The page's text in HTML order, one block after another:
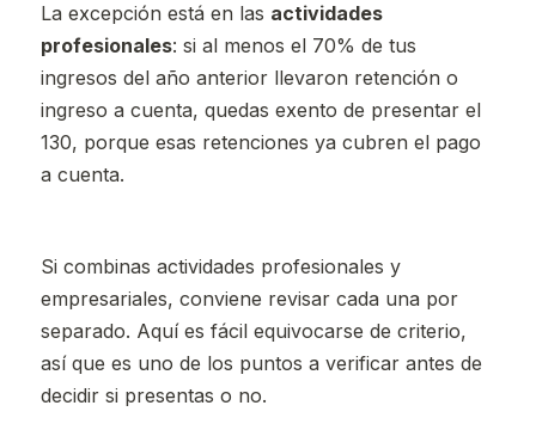
La excepción está en las actividades
profesionales: si al menos el 70% de tus
ingresos del año anterior llevaron retención o
ingreso a cuenta, quedas exento de presentar el
130, porque esas retenciones ya cubren el pago
a cuenta.
Si combinas actividades profesionales y
empresariales, conviene revisar cada una por
separado. Aquí es fácil equivocarse de criterio,
así que es uno de los puntos a verificar antes de
decidir si presentas o no.